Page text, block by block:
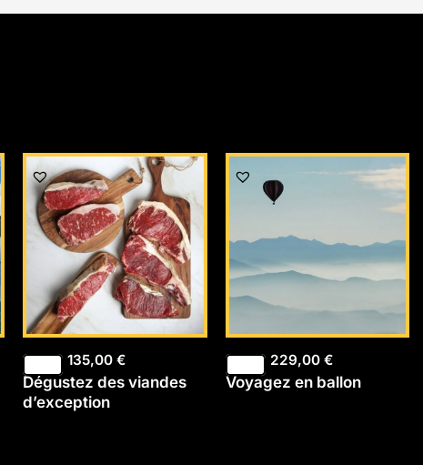
135,00€
Dégustez des viandes
d’exception
229,00 €
Voyagez en ballon